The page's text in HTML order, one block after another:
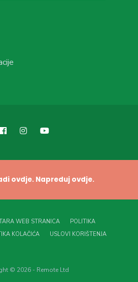
ovdje. Napreduj ovdje.
WEB STRANICA
POLITIKA
KOLAČIĆA USLOVI KORIŠTENJA
© 2026 - Remote Ltd